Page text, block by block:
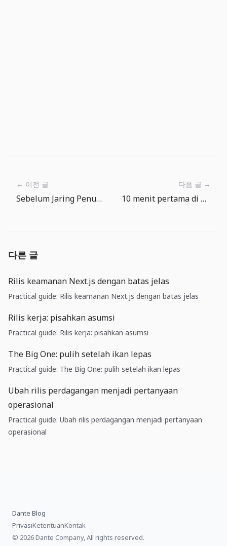
← 이전 글
Sebelum Jaring Penuh: Rutinitas Memancing yang Rapi
다음 글 →
10 menit pertama di The Big One: tangkap, cek, lempar lagi
다른 글
Rilis keamanan Next.js dengan batas jelas
Practical guide: Rilis keamanan Next.js dengan batas jelas
Rilis kerja: pisahkan asumsi
Practical guide: Rilis kerja: pisahkan asumsi
The Big One: pulih setelah ikan lepas
Practical guide: The Big One: pulih setelah ikan lepas
Ubah rilis perdagangan menjadi pertanyaan
operasional
Practical guide: Ubah rilis perdagangan menjadi pertanyaan
operasional
Dante Blog
PrivasiKetentuanKontak
© 2026 Dante Company, All rights reserved.